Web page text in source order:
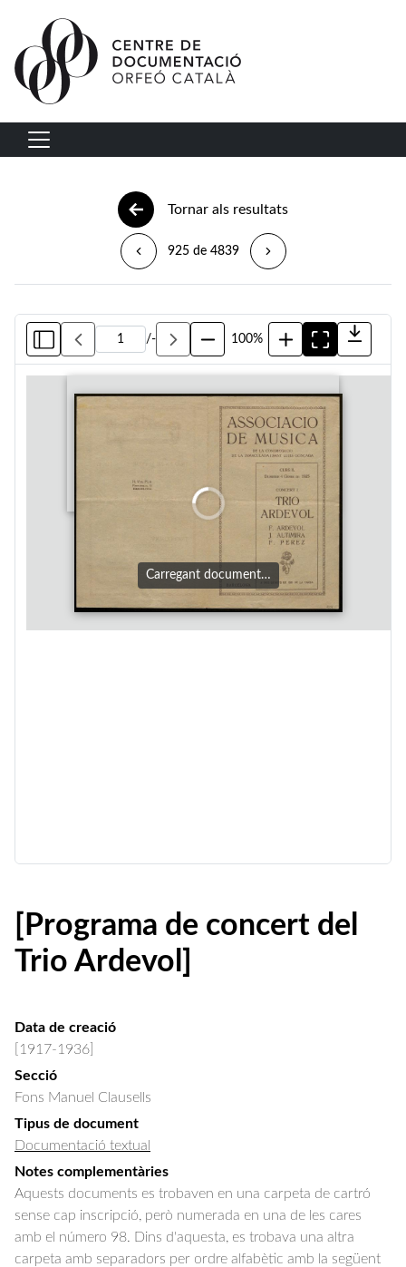
Vés al contingut
Navegació principal
Tornar als resultats
925 de 4839
/- 100%
Carregant document…
[Programa de concert del
Trio Ardevol]
Data de creació
[1917-1936]
Secció
Fons Manuel Clausells
Tipus de document
Documentació textual
Notes complementàries
Aquests documents es trobaven en una carpeta de cartró
sense cap inscripció, però numerada en una de les cares
amb el número 98. Dins d'aquesta, es trobava una altra
carpeta amb separadors per ordre alfabètic amb la següent